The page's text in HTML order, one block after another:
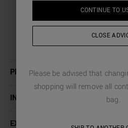
PLUS DE DÉTAILS
INSTRUCTIONS DE LAVAGE
EXPÉDITION ET RETOURS
CONTINUE TO
CLOSE
Please be advised that
shopping will remove all
bag.